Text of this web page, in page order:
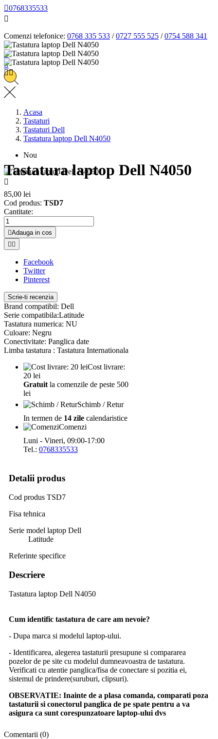
0768335533

Comenzi telefonice: 0768 335 533 /0727 555 525 /0754 588 341


Acasa
Tastaturi
Tastaturi Dell
Tastatura laptop Dell N4050
Nou


Tastatura laptop Dell N4050
85,00 lei
Cod produs: TSD7
Cantitate:
Adauga in cos

Facebook
Twitter
Pinterest
Scrie-ti recenzia
Brand compatibil: Dell
Serie compatibila:Latitude
Tastatura numerica: NU
Culoare: Negru
Conectivitate: Panglica date
Limba tastatura : Tastatura Internationala
Cost livrare:
20 lei
Gratuit la comenzile de peste 500
lei
Schimb / Retur
In termen de 14 zile calendaristice
Comenzi
Luni - Vineri, 09:00-17:00
Tel.: 0768335533
Detalii produs
Cod produs TSD7
Fisa tehnica
Serie model laptop Dell
Latitude
Referinte specifice
Descriere
Tastatura laptop Dell N4050
Cum identific tastatura de care am nevoie?
- Dupa marca si modelul laptop-ului.
- Identificarea, alegerea tastaturii presupune si compararea
pozelor de pe site cu modelul dumneavoastra de tastatura.
Verificati cu atentie panglica/fisa de conectare si pozitia ei,
sistemul de prindere(suruburi, clipsuri).
OBSERVATIE: Inainte de a plasa comanda, comparati poza
tastaturii si conectorul panglica de pe spate pentru a va
asigura ca sunt corespunzatoare laptop-ului dvs
Comentarii (0)